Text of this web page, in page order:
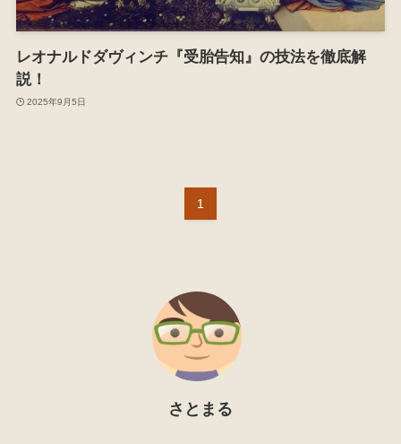
レオナルドダヴィンチ『受胎告知』の技法を徹底解
説！
2025年9月5日
1
さとまる